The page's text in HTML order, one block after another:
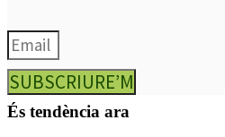
SUBSCRIURE’M
És tendència ara